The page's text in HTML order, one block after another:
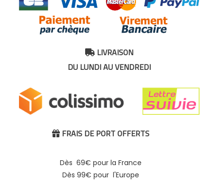
LIVRAISON
DU LUNDI AU VENDREDI
 FRAIS DE PORT OFFERTS
Dès 69€ pour la France
Dès 99€ pour l'Europe